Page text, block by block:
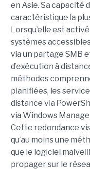
en Asie. Sa capacité
caractéristique la
Lorsqu’elle est
systèmes
via un partage SMB
d’exécution à
méthodes
planifiées, les
distance via
via Windows
Cette redondance
qu’au moins une
que le logiciel
propager sur le